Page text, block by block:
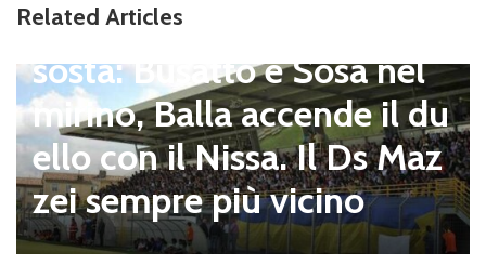
Related Articles
pagnano), mercato senza
sosta: Busatto e Sosa nel
mirino, Balla accende il du
ello con il Nissa. Il Ds Maz
zei sempre più vicino